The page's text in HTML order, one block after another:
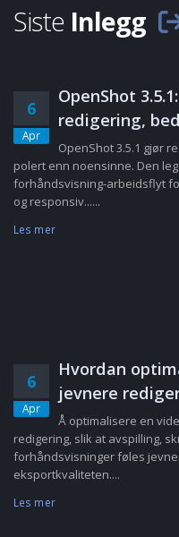
Siste Inlegg
6
Apr
OpenShot
redigering,
OpenShot 3.5.1 gjør
polert enn noensinne. Den
forhåndsvisning-arbeidsflyt
og responsiv......
Les mer
6
Apr
Hvordan
jevnere
Å optimalisere en
redigering, slik at avspilling,
forhåndsvisninger føles
eksportkvaliteten....
Les mer